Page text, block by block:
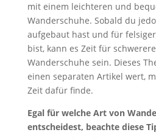
mit einem leichteren und
Wanderschuhe. Sobald du
aufgebaut hast und für
bist, kann es Zeit für
Wanderschuhe sein. Dieses
einen separaten Artikel wert,
Zeit dafür finde.
Egal für welche Art von
entscheidest, beachte diese